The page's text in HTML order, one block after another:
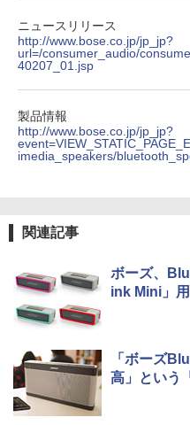
ニュースリリース
http://www.bose.co.jp/jp_jp?
url=/consumer_audio/
40207_01.jsp
製品情報
http://www.bose.co.jp/jp_jp?
imedia_speakers/
関連記事
ボーズ、
ink Mini」
「ボーズ
高」という